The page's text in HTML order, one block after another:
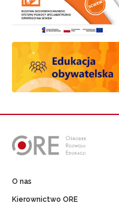
O nas
Kierownictwo ORE